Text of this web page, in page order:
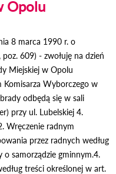
Opolu
8 marca 1990 r. o
609) - zwołuję na dzień
Miejskiej w Opolu
Komisarza Wyborczego w
odbędą się w sali
przy ul. Lubelskiej 4.
Wręczenie radnym
przez radnych według
samorządzie gminnym.4.
treści określonej w art.